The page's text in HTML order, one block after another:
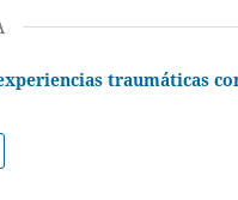
traumáticas